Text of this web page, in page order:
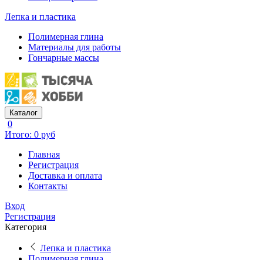
Лепка и пластика
Полимерная глина
Материалы для работы
Гончарные массы
Каталог
0
Итого: 0 руб
Главная
Регистрация
Доставка и оплата
Контакты
Вход
Регистрация
Категория
Лепка и пластика